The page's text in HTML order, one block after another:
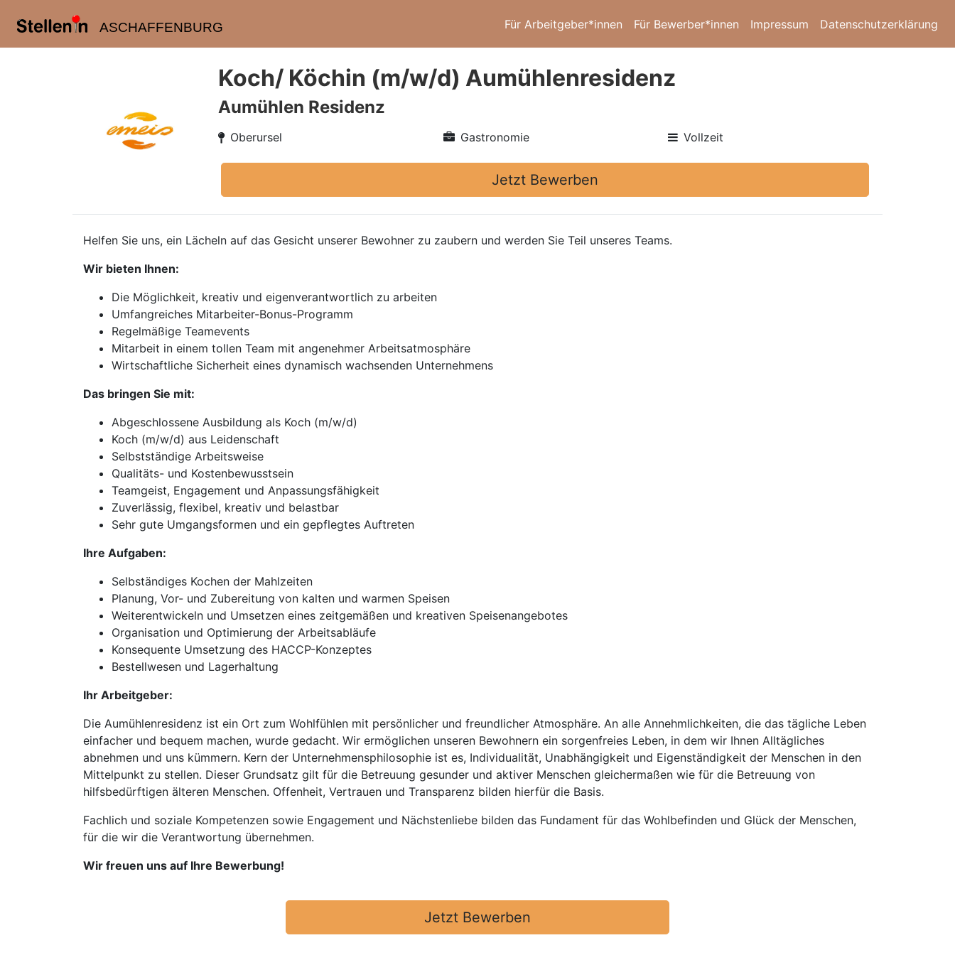
ASCHAFFENBURG Für Arbeitgeber*innen Für Bewerber*innen Impressum Datenschutzerklärung
Koch/ Köchin (m/w/d) Aumühlenresidenz
Aumühlen Residenz
Oberursel Gastronomie Vollzeit
Jetzt Bewerben
Helfen Sie uns, ein Lächeln auf das Gesicht unserer Bewohner zu zaubern und werden Sie Teil unseres Teams.
Wir bieten Ihnen:
Die Möglichkeit, kreativ und eigenverantwortlich zu arbeiten
Umfangreiches Mitarbeiter-Bonus-Programm
Regelmäßige Teamevents
Mitarbeit in einem tollen Team mit angenehmer Arbeitsatmosphäre
Wirtschaftliche Sicherheit eines dynamisch wachsenden Unternehmens
Das bringen Sie mit:
Abgeschlossene Ausbildung als Koch (m/w/d)
Koch (m/w/d) aus Leidenschaft
Selbstständige Arbeitsweise
Qualitäts- und Kostenbewusstsein
Teamgeist, Engagement und Anpassungsfähigkeit
Zuverlässig, flexibel, kreativ und belastbar
Sehr gute Umgangsformen und ein gepflegtes Auftreten
Ihre Aufgaben:
Selbständiges Kochen der Mahlzeiten
Planung, Vor- und Zubereitung von kalten und warmen Speisen
Weiterentwickeln und Umsetzen eines zeitgemäßen und kreativen Speisenangebotes
Organisation und Optimierung der Arbeitsabläufe
Konsequente Umsetzung des HACCP-Konzeptes
Bestellwesen und Lagerhaltung
Ihr Arbeitgeber:
Die Aumühlenresidenz ist ein Ort zum Wohlfühlen mit persönlicher und freundlicher Atmosphäre. An alle Annehmlichkeiten, die das tägliche Leben
einfacher und bequem machen, wurde gedacht. Wir ermöglichen unseren Bewohnern ein sorgenfreies Leben, in dem wir Ihnen Alltägliches
abnehmen und uns kümmern. Kern der Unternehmensphilosophie ist es, Individualität, Unabhängigkeit und Eigenständigkeit der Menschen in den
Mittelpunkt zu stellen. Dieser Grundsatz gilt für die Betreuung gesunder und aktiver Menschen gleichermaßen wie für die Betreuung von
hilfsbedürftigen älteren Menschen. Offenheit, Vertrauen und Transparenz bilden hierfür die Basis.
Fachlich und soziale Kompetenzen sowie Engagement und Nächstenliebe bilden das Fundament für das Wohlbefinden und Glück der Menschen,
für die wir die Verantwortung übernehmen.
Wir freuen uns auf Ihre Bewerbung!
Jetzt Bewerben